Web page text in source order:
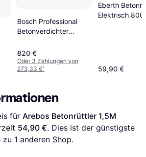
Bosch Professional
Betonverdichter
820 €
Oder 3 Zahlungen von
273,33 €¹
Eberth
Elektrisch
59,90 €
für Arebos Betonrüttler 1,5M
54,90 €. Dies ist der günstigste
1 anderen Shop.